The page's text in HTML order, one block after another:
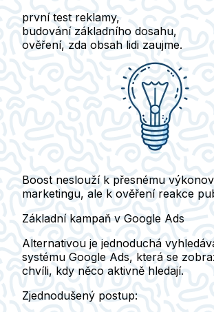
první test reklamy,
budování základního dosahu,
ověření, zda obsah lidi zaujme.
Boost neslouží k přesnému
marketingu, ale k ověření reakce
Základní kampaň v Google Ads
Alternativou je jednoduchá
systému Google Ads, která se
chvíli, kdy něco aktivně hledají.
Zjednodušený postup: